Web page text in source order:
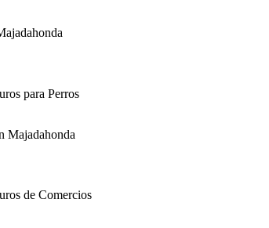
para Perros
de Comercios